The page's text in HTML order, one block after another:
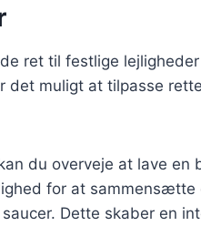
ret til festlige
det muligt at tilpasse
du overveje at lave en
for at sammensætte
Dette skaber en